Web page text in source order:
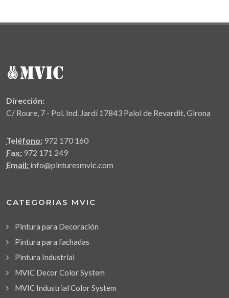
Dirección:
C/ Roure, 7 - Pol. Ind. Jardí 17843 Palol de Revardit, Girona
Teléfono: 972 170 160
Fax: 972 171 249
Email: info@pinturesmvic.com
CATEGORIAS MVIC
Pintura para Decoración
Pintura para fachadas
Pintura Industrial
MVIC Decor Color System
MVIC Industrial Color System